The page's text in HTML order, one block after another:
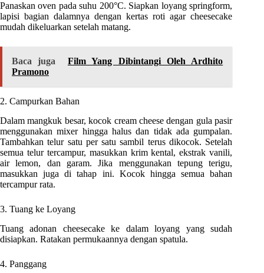
Panaskan oven pada suhu 200°C. Siapkan loyang springform,
lapisi bagian dalamnya dengan kertas roti agar cheesecake
mudah dikeluarkan setelah matang.
Baca juga
Film Yang Dibintangi Oleh Ardhito
Pramono
2. Campurkan Bahan
Dalam mangkuk besar, kocok cream cheese dengan gula pasir
menggunakan mixer hingga halus dan tidak ada gumpalan.
Tambahkan telur satu per satu sambil terus dikocok. Setelah
semua telur tercampur, masukkan krim kental, ekstrak vanili,
air lemon, dan garam. Jika menggunakan tepung terigu,
masukkan juga di tahap ini. Kocok hingga semua bahan
tercampur rata.
3. Tuang ke Loyang
Tuang adonan cheesecake ke dalam loyang yang sudah
disiapkan. Ratakan permukaannya dengan spatula.
4. Panggang